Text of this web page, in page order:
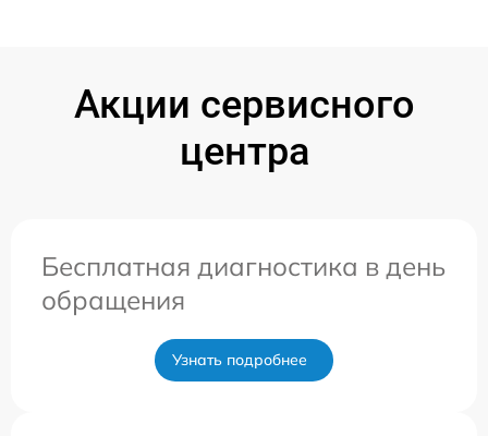
Акции сервисного
центра
Бесплатная диагностика в день
обращения
Узнать подробнее